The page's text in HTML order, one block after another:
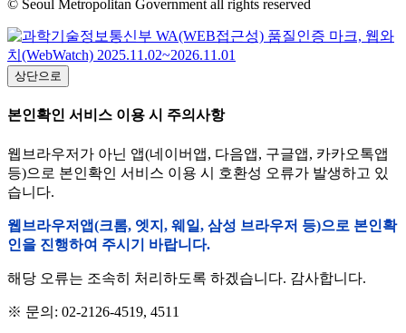
© Seoul Metropolitan Government all rights reserved
상단으로
본인확인 서비스 이용 시 주의사항
웹브라우저가 아닌 앱(네이버앱, 다음앱, 구글앱, 카카오톡앱
등)으로 본인확인 서비스 이용 시 호환성 오류가 발생하고 있
습니다.
웹브라우저앱(크롬, 엣지, 웨일, 삼성 브라우저 등)으로 본인확
인을 진행하여 주시기 바랍니다.
해당 오류는 조속히 처리하도록 하겠습니다. 감사합니다.
※ 문의: 02-2126-4519, 4511